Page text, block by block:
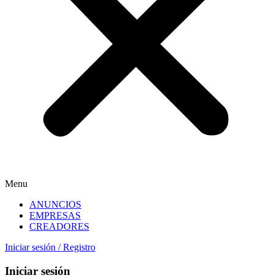
Menu
ANUNCIOS
EMPRESAS
CREADORES
Iniciar sesión / Registro
Iniciar sesión